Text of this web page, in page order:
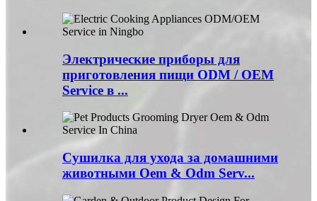
Электрические приборы для
приготовления пищи ODM / OEM
Service в ...
Сушилка для ухода за домашними
животными Oem & Odm Serv...